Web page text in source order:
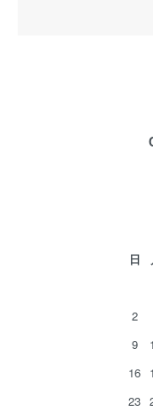
日
2
9
16
23